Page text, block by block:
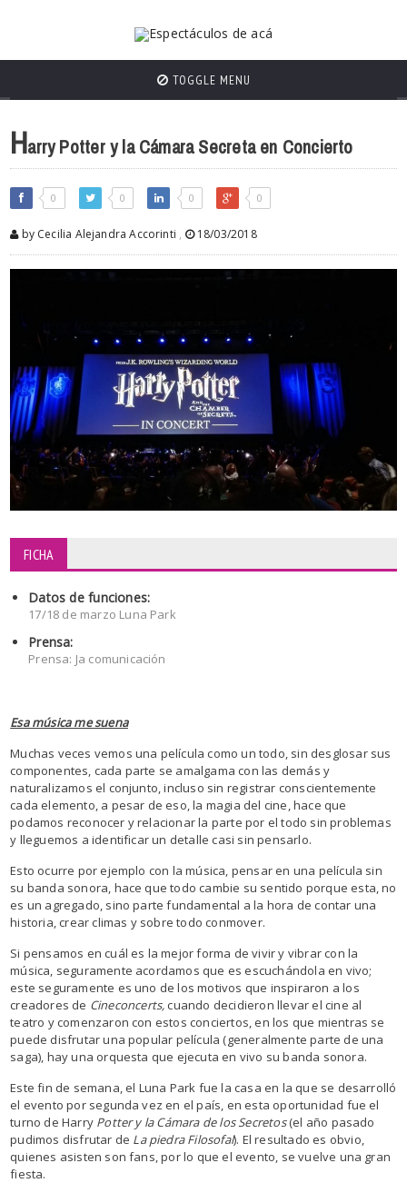
TOGGLE MENU
Harry Potter y la Cámara Secreta en Concierto
0 0 0 0
by Cecilia Alejandra Accorinti , 18/03/2018
FICHA
Datos de funciones:
17/18 de marzo Luna Park
Prensa:
Prensa: Ja comunicación
Esa música me suena
Muchas veces vemos una película como un todo, sin desglosar sus
componentes, cada parte se amalgama con las demás y
naturalizamos el conjunto, incluso sin registrar conscientemente
cada elemento, a pesar de eso, la magia del cine, hace que
podamos reconocer y relacionar la parte por el todo sin problemas
y lleguemos a identificar un detalle casi sin pensarlo.
Esto ocurre por ejemplo con la música, pensar en una película sin
su banda sonora, hace que todo cambie su sentido porque esta, no
es un agregado, sino parte fundamental a la hora de contar una
historia, crear climas y sobre todo conmover.
Si pensamos en cuál es la mejor forma de vivir y vibrar con la
música, seguramente acordamos que es escuchándola en vivo;
este seguramente es uno de los motivos que inspiraron a los
creadores de Cineconcerts, cuando decidieron llevar el cine al
teatro y comenzaron con estos conciertos, en los que mientras se
puede disfrutar una popular película (generalmente parte de una
saga), hay una orquesta que ejecuta en vivo su banda sonora.
Este fin de semana, el Luna Park fue la casa en la que se desarrolló
el evento por segunda vez en el país, en esta oportunidad fue el
turno de HarryPotter y la Cámara de los Secretos(el año pasado
pudimos disfrutar de La piedra Filosofal). El resultado es obvio,
quienes asisten son fans, por lo que el evento, se vuelve una gran
fiesta.